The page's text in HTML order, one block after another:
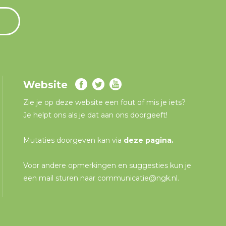
Website
Zie je op deze website een fout of mis je iets?
Je helpt ons als je dat aan ons doorgeeft!
Mutaties doorgeven kan via deze pagina.
Voor andere opmerkingen en suggesties kun je
een mail sturen naar communicatie@ngk.nl.